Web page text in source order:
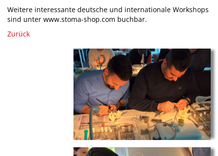
Weitere interessante deutsche und internationale Workshops
sind unter www.stoma-shop.com buchbar.
Zurück